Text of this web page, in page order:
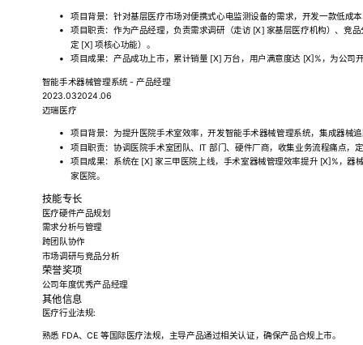
项目背景：针对基层医疗市场对便携式心电监测设备的需求，开发一款低成
项目职责：作为产品经理，负责需求调研（走访 [X] 家基层医疗机构）、竞
定 [X] 项核心功能）。
项目成果：产品成功上市，累计销量 [X] 万台，用户满意度达 [X]%，为公司
智能手术器械管理系统 - 产品经理
2023.032024.06
迈瑞医疗
项目背景：为提升医院手术室效率，开发智能手术器械管理系统，集成器械
项目职责：协调医院手术室团队、IT 部门、硬件厂商，收集业务流程痛点，
项目成果：系统在 [X] 家三甲医院上线，手术室器械管理效率提升 [X]%，器
家医院。
技能专长
医疗硬件产品规划
需求分析与管理
跨团队协作
市场调研与竞品分析
荣誉奖项
公司年度优秀产品经理
其他信息
医疗行业法规:
熟悉 FDA、CE 等国际医疗法规，主导产品通过相关认证，确保产品合规上市。